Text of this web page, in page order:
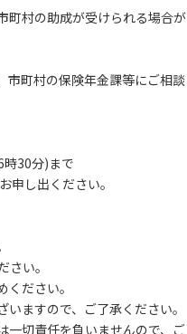
町村の助成が受けられる場合が
市町村の保険年金課等にご相談
30分)まで
申し出ください。
い。
ださい。
ますので、ご了承ください。
一切責任を負いませんので、ご